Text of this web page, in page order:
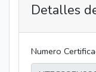
Detalles
Numero